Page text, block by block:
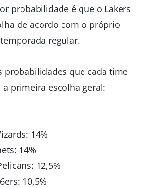
probabilidade é que o Lakers
de acordo com o próprio
regular.
probabilidades que cada time
primeira escolha geral:
14%
14%
12,5%
10,5%